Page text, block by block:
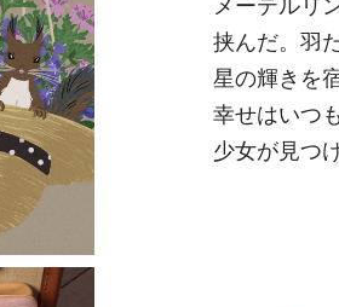
メーテルリ
挟んだ。羽
星の輝きを
幸せはいつ
少女が見つ